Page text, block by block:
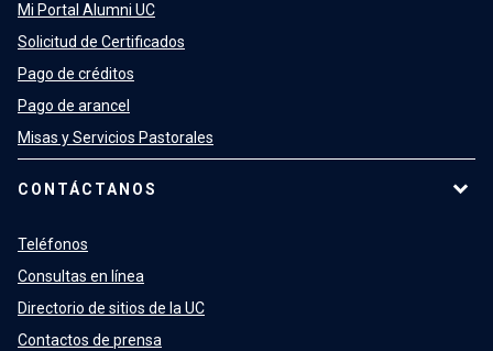
Mi Portal Alumni UC
Solicitud de Certificados
Pago de créditos
Pago de arancel
Misas y Servicios Pastorales
CONTÁCTANOS
Teléfonos
Consultas en línea
Directorio de sitios de la UC
Contactos de prensa